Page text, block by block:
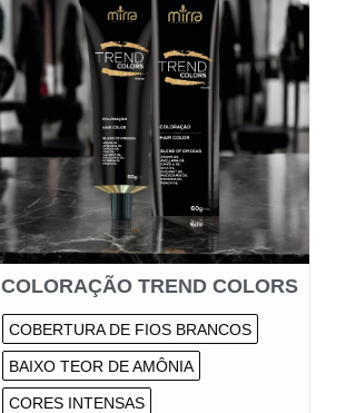
COLORAÇÃO TREND COLORS
COBERTURA DE FIOS BRANCOS
BAIXO TEOR DE AMÔNIA
CORES INTENSAS